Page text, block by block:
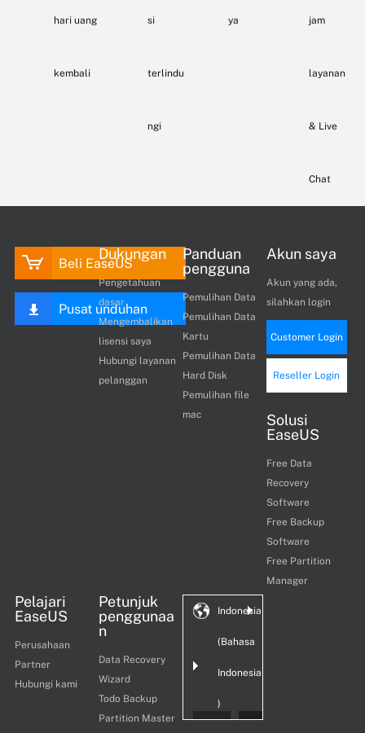
hari uang
kembali
si
terlindu
ngi
ya jam
layanan
& Live
Chat
Beli EaseUS
Pusat unduhan
Dukungan
Pengetahuan
dasar
Mengembalikan
lisensi saya
Hubungi layanan
pelanggan
Panduan
pengguna
Pemulihan Data
Pemulihan Data
Kartu
Pemulihan Data
Hard Disk
Pemulihan file
mac
Akun saya
Akun yang ada,
silahkan login
Customer Login
Reseller Login
Solusi
EaseUS
Free Data
Recovery
Software
Free Backup
Software
Free Partition
Manager
Pelajari
EaseUS
Perusahaan
Partner
Hubungi kami
Petunjuk
penggunaa
n
Data Recovery
Wizard
Todo Backup
Partition Master
Indonesia
(Bahasa
Indonesia
)